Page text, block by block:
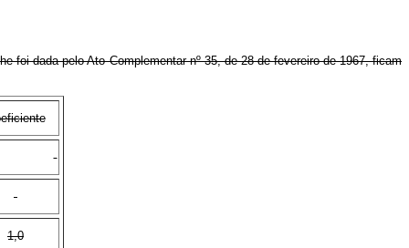
foi dada pelo Ato Complementar nº 35, de 28 de fevereiro de 1967, ficam
1,0